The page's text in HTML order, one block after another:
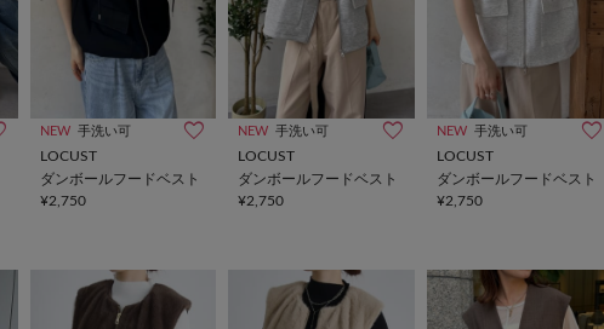
NEW 手洗い可
LOCUST
ダンボールフードベスト
¥2,750
NEW 手洗い可
LOCUST
ダンボールフードベスト
¥2,750
NEW 手洗い可
LOCUST
ダンボールフードベスト
¥2,750